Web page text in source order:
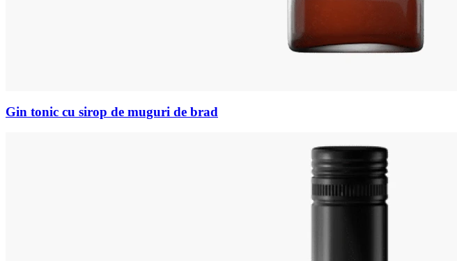
Gin tonic cu sirop de muguri de brad